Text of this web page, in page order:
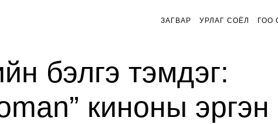
ЗАГВАР УРЛАГ СОЁЛ ГОО
бэлгэ тэмдэг:
киноны эргэн